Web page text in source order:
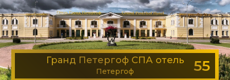
Гранд Петергоф СПА отель
Петергоф 55